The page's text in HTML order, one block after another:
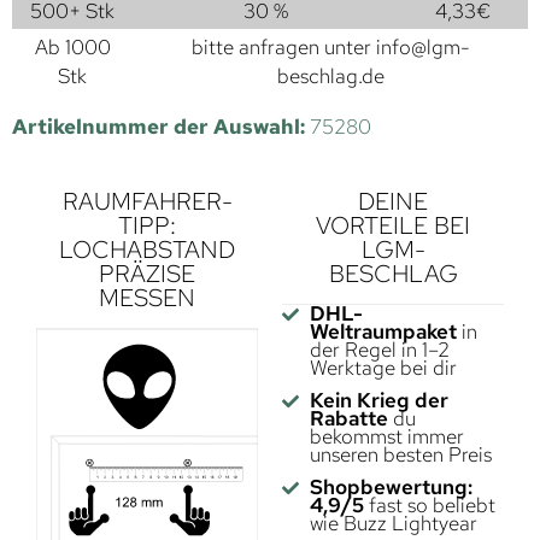
500+ Stk
30 % 4,33€
Ab 1000
Stk
bitte anfragen unter info@lgm-
beschlag.de
Artikelnummer der Auswahl: 75280
RAUMFAHRER-
TIPP:
LOCHABSTAND
PRÄZISE
MESSEN
DEINE
VORTEILE BEI
LGM-
BESCHLAG
DHL-
Weltraumpaketin
der Regel in 1–2
Werktage bei dir
Kein Krieg der
Rabattedu
bekommst immer
unseren besten Preis
Shopbewertung:
4,9/5fast so beliebt
wie Buzz Lightyear